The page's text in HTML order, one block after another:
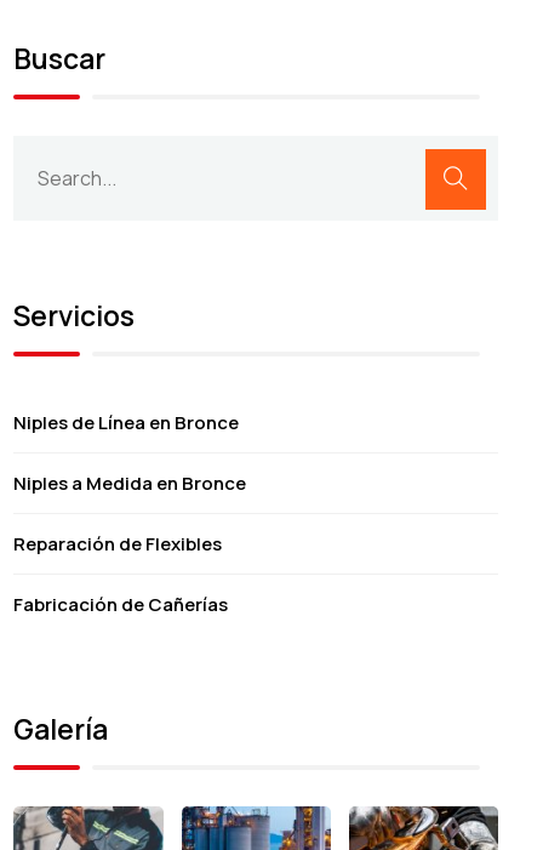
Buscar
Servicios
Niples de Línea en Bronce
Niples a Medida en Bronce
Reparación de Flexibles
Fabricación de Cañerías
Galería